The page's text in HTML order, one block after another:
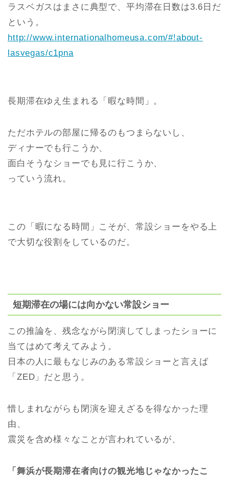
ラスベガスはまさに典型で、平均滞在日数は3.6日だ
という。
http://www.internationalhomeusa.com/#!about-
lasvegas/c1pna
長期滞在ゆえ生まれる「暇な時間」。
ただホテルの部屋に帰るのもつまらないし、
ディナーでも行こうか、
面白そうなショーでも見に行こうか、
っていう流れ。
この「暇になる時間」こそが、常設ショーをやる上
で大切な役割をしているのだ。
短期滞在の場には向かない常設ショー
この推論を、残念ながら閉演してしまったショーに
当てはめて考えてみよう。
日本の人に最もなじみのある常設ショーと言えば
「ZED」だと思う。
惜しまれながらも閉演を迎えざるを得なかった理
由、
震災を含め様々なことが言われているが、
「舞浜が長期滞在者向けの観光地じゃなかったこ